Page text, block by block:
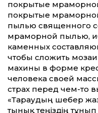
покрытые
покрытые
пылью священного
мраморной пылью,
каменных
чтобы сложить
махины в форме
человека своей
страх перед чем-то
«Тараудың шебер
тынық теңіздің